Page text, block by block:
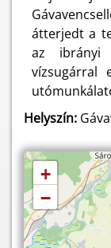
átterjedt a
az ibrányi
vízsugárral
Helyszín:
+
−